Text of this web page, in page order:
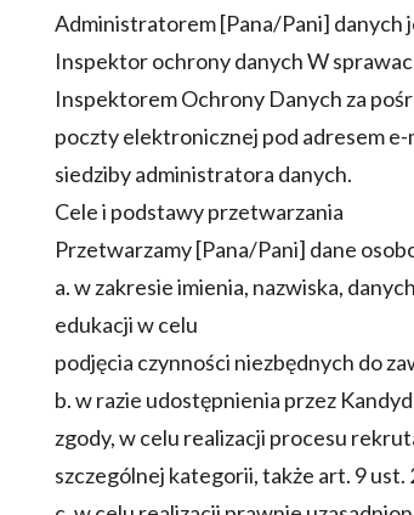
Administratorem [Pana/Pani] danych
Inspektor ochrony danych W
Inspektorem Ochrony Danych za
poczty elektronicznej pod adresem
siedziby administratora danych.
Cele i podstawy przetwarzania
Przetwarzamy [Pana/Pani] dane
a. w zakresie imienia, nazwiska,
edukacji w celu
podjęcia czynności niezbędnych do
b. w razie udostępnienia przez
zgody, w celu realizacji procesu
szczególnej kategorii, także art. 9 ust.